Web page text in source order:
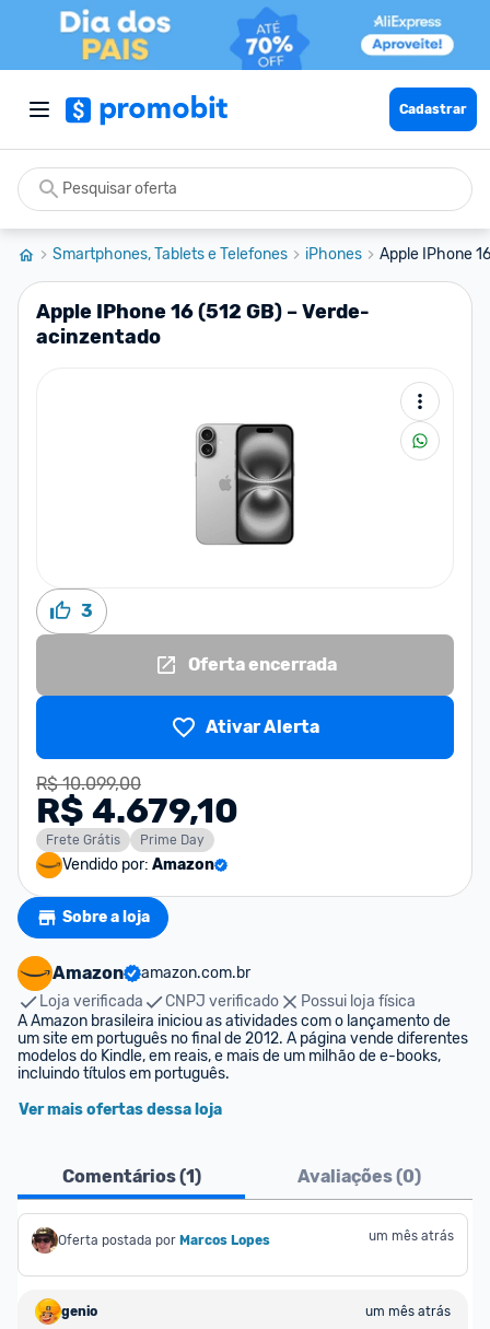
Cadastrar
Smartphones, Tablets e Telefones iPhones Apple IPhone
Apple IPhone 16 (512 GB) – Verde-
acinzentado
3
Oferta encerrada
Ativar Alerta
R$ 10.099,00
R$ 4.679,10
Frete Grátis Prime Day
Vendido por: Amazon
Sobre a loja
Amazon
amazon.com.br
Loja verificada
CNPJ verificado
Possui loja física
A Amazon brasileira iniciou as atividades com o lançamento de
um site em português no final de 2012. A página vende diferentes
modelos do Kindle, em reais, e mais de um milhão de e-books,
incluindo títulos em português.
Ver mais ofertas dessa loja
Comentários (1) Avaliações (0)
Oferta postada por Marcos Lopes um mês atrás
genio
um mês atrás